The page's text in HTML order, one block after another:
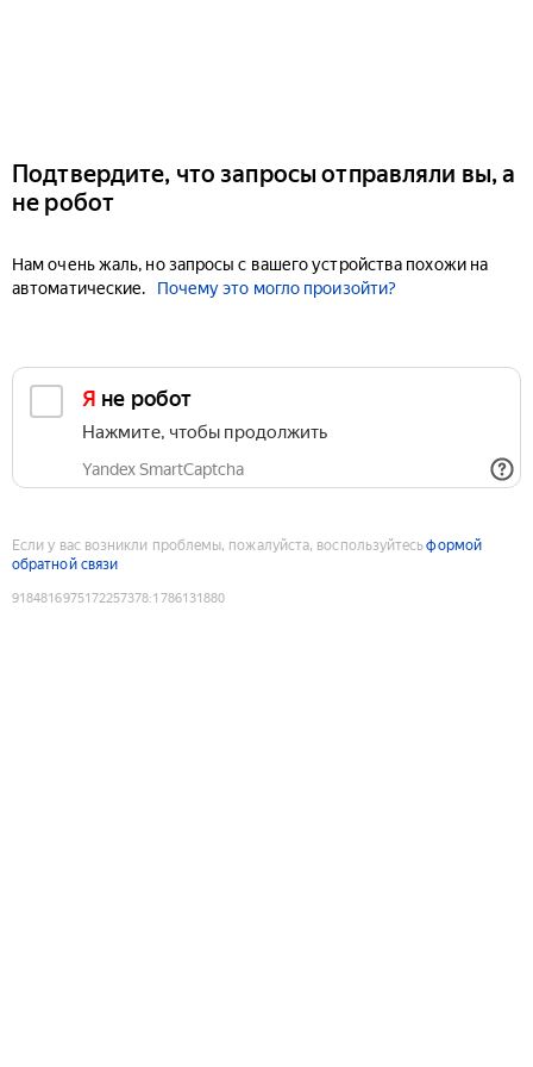
Подтвердите, что запросы отправляли вы, а
не робот
Нам очень жаль, но запросы с вашего устройства похожи на
автоматические.
Почему это могло произойти?
Я не робот
Нажмите, чтобы продолжить
Yandex SmartCaptcha
Если у вас возникли проблемы, пожалуйста, воспользуйтесьформой
обратной связи
9184816975172257378:1786131880